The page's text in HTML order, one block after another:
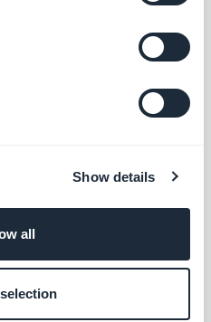
Show details
all
artikelen laden niet